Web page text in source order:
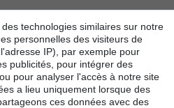
technologies similaires sur notre
personnelles des visiteurs de
IP), par exemple pour
publicités, pour intégrer des
pour analyser l'accès à notre site
a lieu uniquement lorsque des
ces données avec des